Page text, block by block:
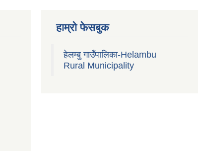
हाम्रो फेसबुक
हेलम्बु गाउँपालिका-Helambu
Rural Municipality